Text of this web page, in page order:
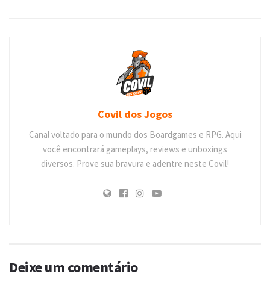
Covil dos Jogos
Canal voltado para o mundo dos Boardgames e RPG. Aqui
você encontrará gameplays, reviews e unboxings
diversos. Prove sua bravura e adentre neste Covil!
Deixe um comentário